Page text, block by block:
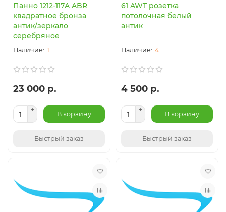
Панно 1212-117A ABR
квадратное бронза
антик/зеркало
серебряное
1
23 000 р.
В корзину
Быстрый заказ
61 AWT розетка
потолочная белый
антик
4
4 500 р.
В корзину
Быстрый заказ